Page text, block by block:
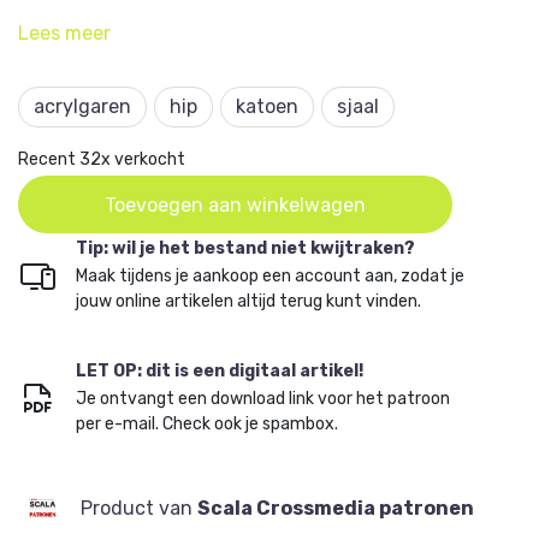
Dit artikel komt uit
Lees meer
acrylgaren hip katoen sjaal
Recent 32x verkocht
Toevoegen aan winkelwagen
Tip: wil je het bestand niet kwijtraken?
Maak tijdens je aankoop een account aan, zodat je
jouw online artikelen altijd terug kunt vinden.
LET OP: dit is een digitaal artikel!
Je ontvangt een download link voor het patroon
per e-mail. Check ook je spambox.
Product van Scala Crossmedia patronen